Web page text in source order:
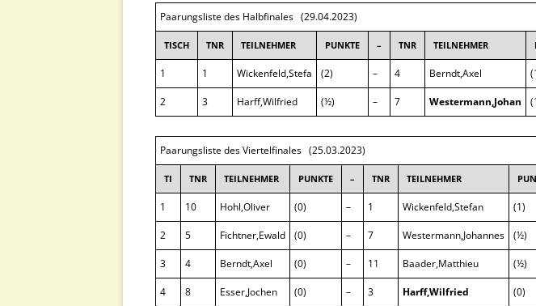
Paarungsliste des Halbfinales (29.04.2023)
TISCH TNR TEILNEHMER PUNKTE – TNR TEILNEHMER
1 1 Wickenfeld,Stefa (2) – 4 Berndt,Axel
2 3 Harff,Wilfried (½) – 7 Westermann,Johan
Paarungsliste des Viertelfinales (25.03.2023)
TI TNR TEILNEHMER PUNKTE – TNR TEILNEHMER
1 10 Hohl,Oliver (0) – 1 Wickenfeld,Stefan (1)
2 5 Fichtner,Ewald (0) – 7 Westermann,Johannes (½)
3 4 Berndt,Axel (0) – 11 Baader,Matthieu (½)
4 8 Esser,Jochen (0) – 3 Harff,Wilfried (0)